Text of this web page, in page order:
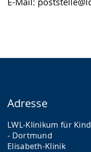
Adresse
LWL-Klinikum für
- Dortmund
Elisabeth-Klinik